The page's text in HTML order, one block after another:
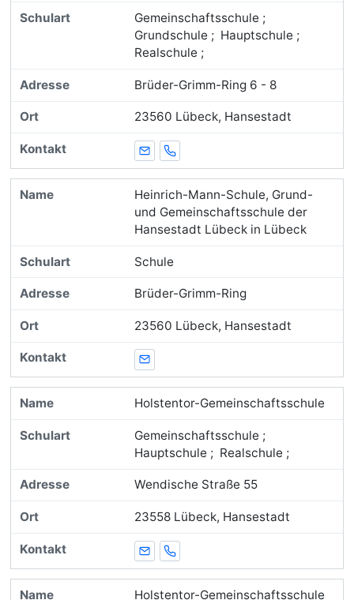
Gemeinschaftsschule ;
Grundschule ; Hauptschule ;
Realschule ;
Brüder-Grimm-Ring 6 - 8
23560 Lübeck, Hansestadt
E-MailTelefon
Heinrich-Mann-Schule, Grund-
und Gemeinschaftsschule der
Hansestadt Lübeck in Lübeck
Schule
Brüder-Grimm-Ring
23560 Lübeck, Hansestadt
E-Mail
Holstentor-Gemeinschaftsschule
Gemeinschaftsschule ;
Hauptschule ; Realschule ;
Wendische Straße 55
23558 Lübeck, Hansestadt
E-MailTelefon
Holstentor-Gemeinschaftsschule